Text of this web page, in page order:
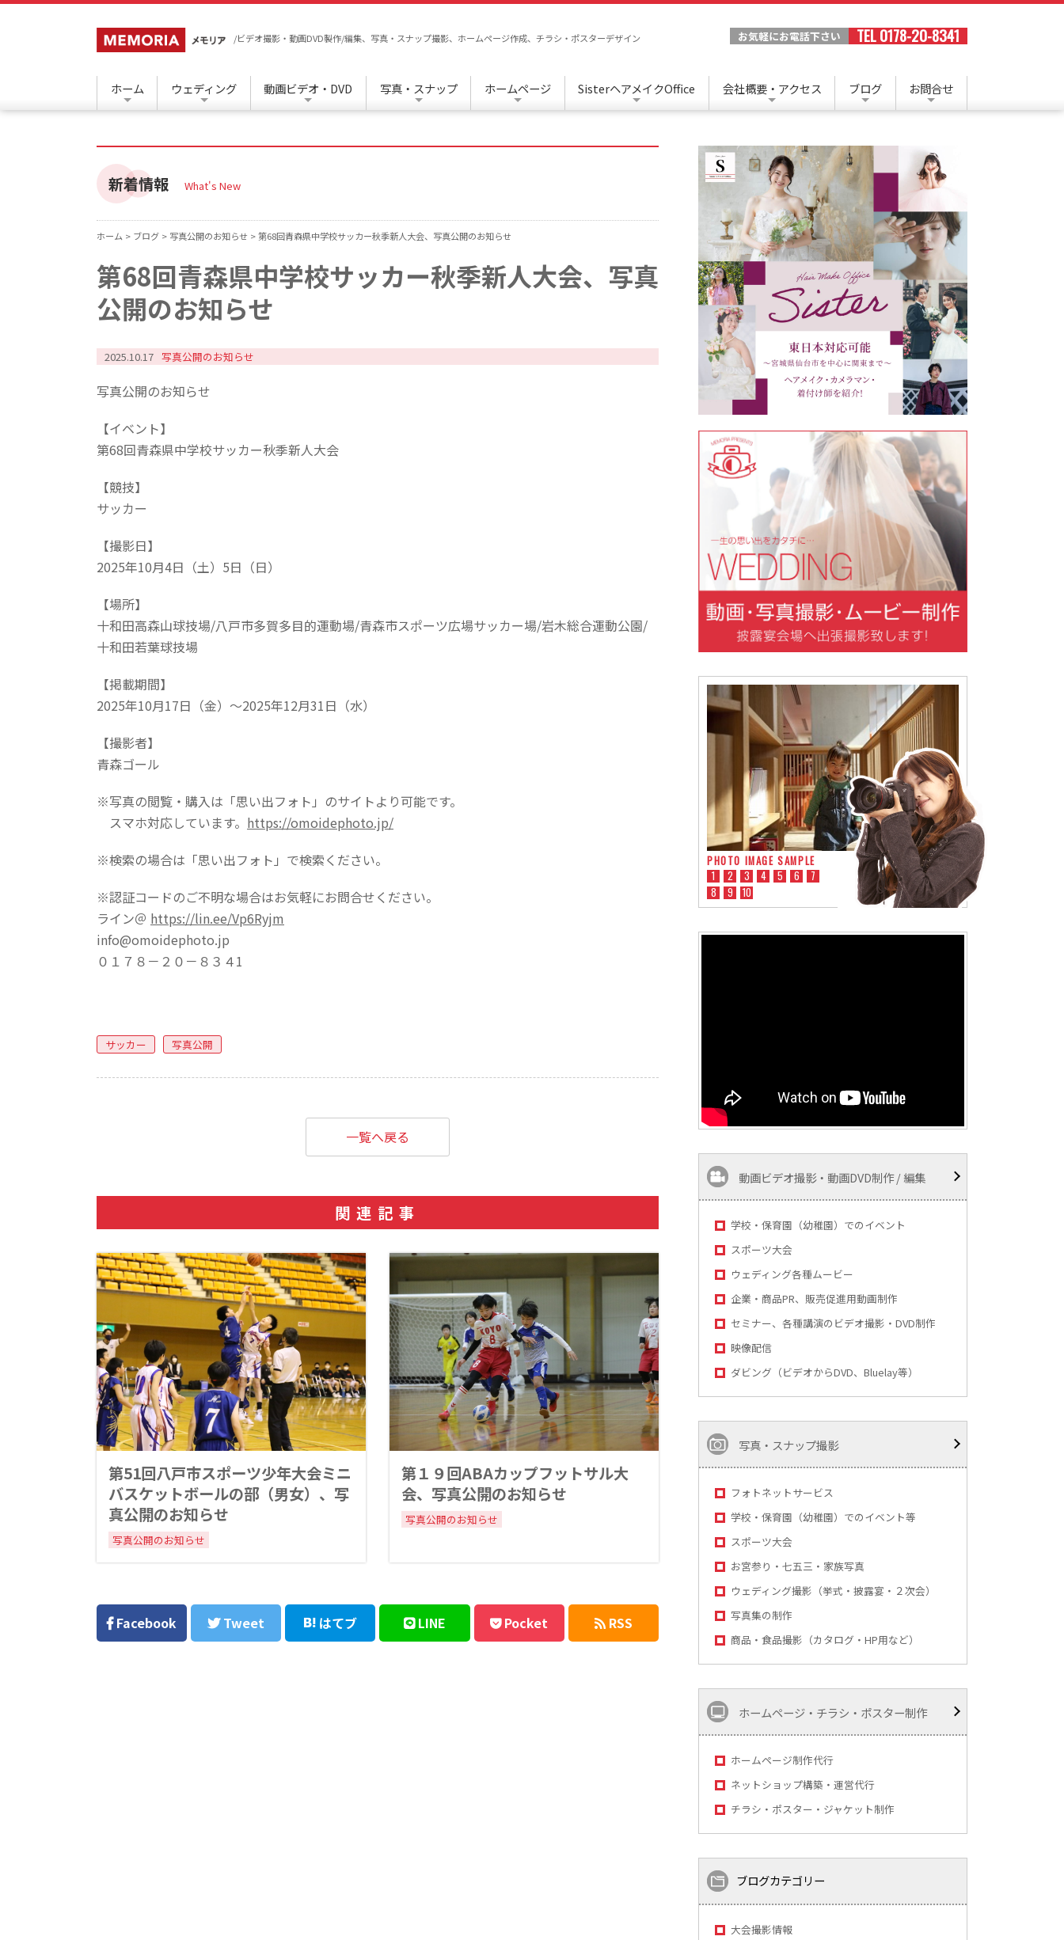
/ビデオ撮影・動画DVD製作/編集、写真・スナップ撮影、ホームページ作成、チラシ・ポスターデザイン お気軽にお電話下さい TEL 0178-20-8341
ホーム ウェディング 動画ビデオ・DVD 写真・スナップ ホームページ SisterヘアメイクOffice 会社概要・アクセス ブログ お問合せ
新着情報 What's New
ホーム > ブログ > 写真公開のお知らせ >第68回青森県中学校サッカー秋季新人大会、写真公開のお知らせ
第68回青森県中学校サッカー秋季新人大会、写真
公開のお知らせ
2025.10.17 写真公開のお知らせ
写真公開のお知らせ
【イベント】
第68回青森県中学校サッカー秋季新人大会
【競技】
サッカー
【撮影日】
2025年10月4日（土）5日（日）
【場所】
十和田高森山球技場/八戸市多賀多目的運動場/青森市スポーツ広場サッカー場/岩木総合運動公園/
十和田若葉球技場
【掲載期間】
2025年10月17日（金）～2025年12月31日（水）
【撮影者】
青森ゴール
※写真の閲覧・購入は「思い出フォト」のサイトより可能です。
スマホ対応しています。 https://omoidephoto.jp/
※検索の場合は「思い出フォト」で検索ください。
※認証コードのご不明な場合はお気軽にお問合せください。
ライン＠ https://lin.ee/Vp6Ryjm
info@omoidephoto.jp
０１７８－２０－８３４1
サッカー 写真公開
Facebook Tweet はてブ LINE Pocket RSS
一覧へ戻る
関連記事
第51回八戸市スポーツ少年大会ミニ
バスケットボールの部（男女）、写
真公開のお知らせ
写真公開のお知らせ
第１９回ABAカップフットサル大
会、写真公開のお知らせ
写真公開のお知らせ
PHOTO IMAGE SAMPLE
1
2 3 4 5 6
7
8
9 10
動画ビデオ撮影・動画DVD制作 / 編集
学校・保育園（幼稚園）でのイベント
スポーツ大会
ウェディング各種ムービー
企業・商品PR、販売促進用動画制作
セミナー、各種講演のビデオ撮影・DVD制作
映像配信
ダビング（ビデオからDVD、Bluelay等）
写真・スナップ撮影
フォトネットサービス
学校・保育園（幼稚園）でのイベント等
スポーツ大会
お宮参り・七五三・家族写真
ウェディング撮影（挙式・披露宴・２次会）
写真集の制作
商品・食品撮影（カタログ・HP用など）
ホームページ・チラシ・ポスター制作
ホームページ制作代行
ネットショップ構築・運営代行
チラシ・ポスター・ジャケット制作
ブログカテゴリー
大会撮影情報